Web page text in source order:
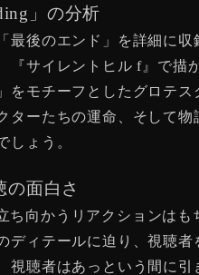
」の分析
最後のエンド」を詳細に
『サイレントヒル f』で
をモチーフとしたグロテ
ターたちの運命、そして
しょう。
の面白さ
ち向かうリアクションは
ディテールに迫り、視聴
視聴者はあっという間に